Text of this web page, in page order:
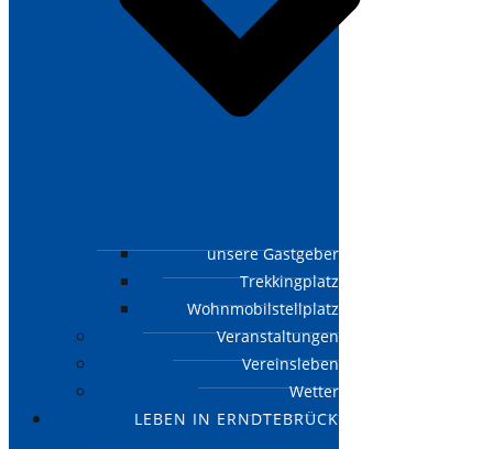
unsere Gastgeber
Trekkingplatz
Wohnmobilstellplatz
Veranstaltungen
Vereinsleben
Wetter
LEBEN IN ERNDTEBRÜCK